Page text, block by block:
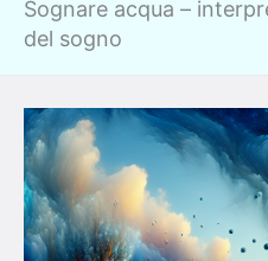
Sognare acqua –
del sogno